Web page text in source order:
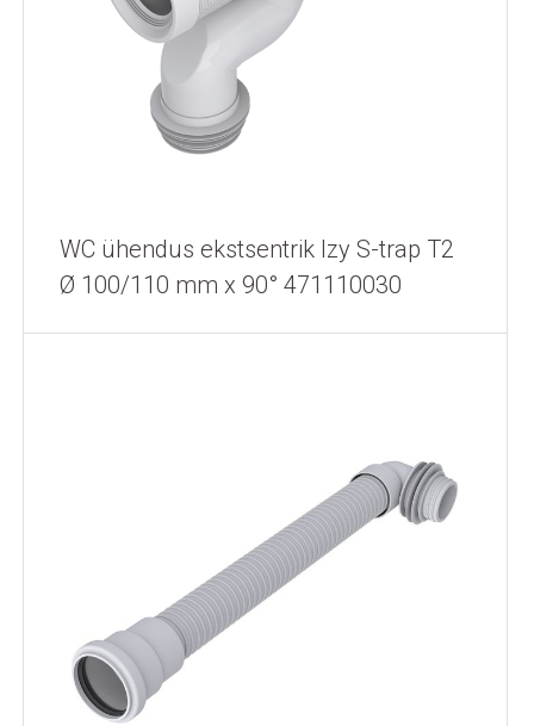
WC ühendus ekstsentrik Izy S-trap T2
Ø 100/110 mm x 90° 471110030